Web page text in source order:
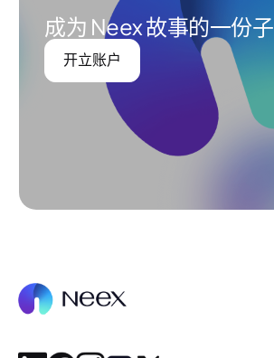
成为 Neex 故事的一份子
开立账户